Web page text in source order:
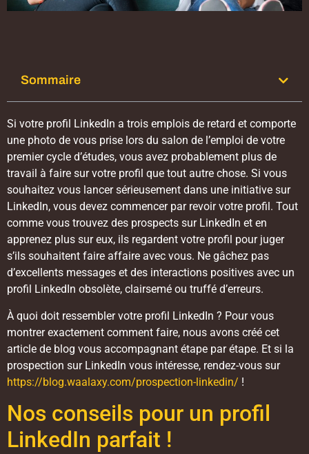
Sommaire
Si votre profil LinkedIn a trois emplois de retard et comporte
une photo de vous prise lors du salon de l’emploi de votre
premier cycle d’études, vous avez probablement plus de
travail à faire sur votre profil que tout autre chose. Si vous
souhaitez vous lancer sérieusement dans une initiative sur
LinkedIn, vous devez commencer par revoir votre profil. Tout
comme vous trouvez des prospects sur LinkedIn et en
apprenez plus sur eux, ils regardent votre profil pour juger
s’ils souhaitent faire affaire avec vous. Ne gâchez pas
d’excellents messages et des interactions positives avec un
profil LinkedIn obsolète, clairsemé ou truffé d’erreurs.
À quoi doit ressembler votre profil LinkedIn ? Pour vous
montrer exactement comment faire, nous avons créé cet
article de blog vous accompagnant étape par étape. Et si la
prospection sur LinkedIn vous intéresse, rendez-vous sur
https://blog.waalaxy.com/prospection-linkedin/ !
Nos conseils pour un profil
LinkedIn parfait !